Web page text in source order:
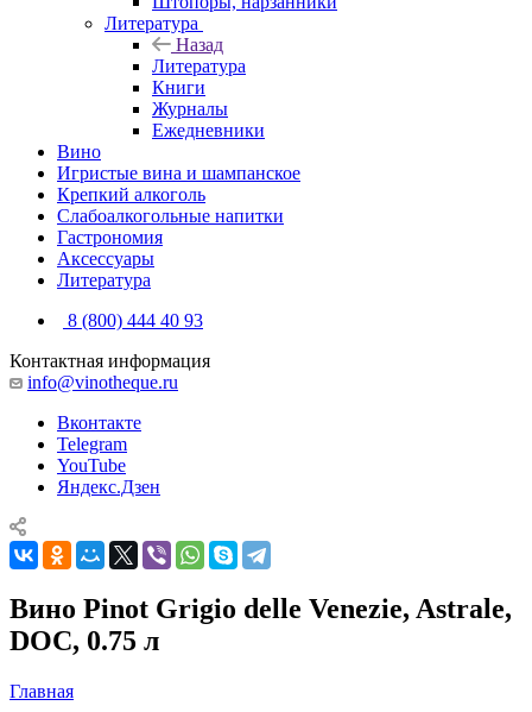
Литература
Назад
Литература
Книги
Журналы
Ежедневники
Вино
Игристые вина и шампанское
Крепкий алкоголь
Слабоалкогольные напитки
Гастрономия
Аксессуары
Литература
8 (800) 444 40 93
Контактная информация
info@vinotheque.ru
Вконтакте
Telegram
YouTube
Яндекс.Дзен
Вино Pinot Grigio delle Venezie, Astrale,
DOC, 0.75 л
Главная